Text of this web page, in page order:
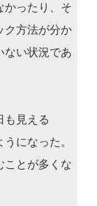
かったり、そ
ク方法が分か
ない状況であ
も見える
になった。
ことが多くな